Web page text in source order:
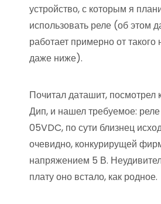
устройство, с которым я
использовать реле (об этом
работает примерно от
даже ниже).
Почитал даташит, посмотрел
Дип, и нашел требуемое:
05VDC, по сути близнец
очевидно, конкурирущей
напряжением 5 В.
плату оно встало, как родное.